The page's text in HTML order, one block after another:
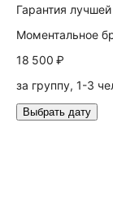
Гарантия
Моментальное
18 500 ₽
за группу, 1-3
Выбрать дату